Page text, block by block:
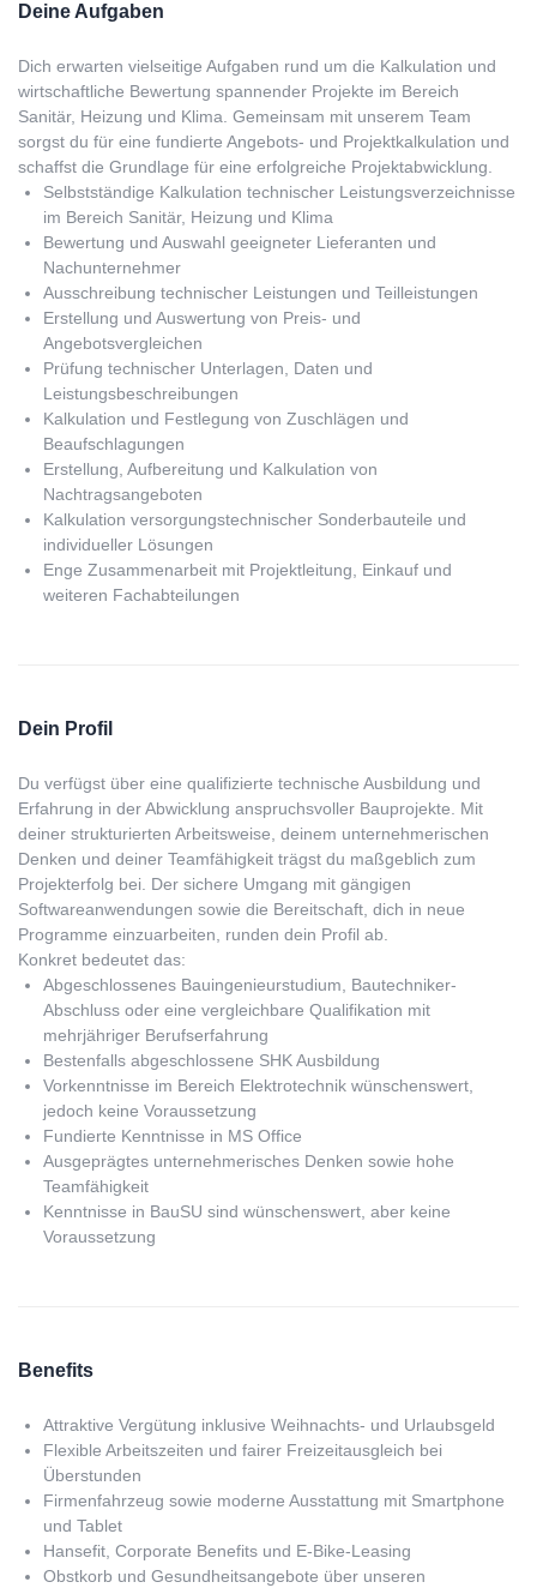
Deine Aufgaben
Dich erwarten vielseitige Aufgaben rund um die Kalkulation und
wirtschaftliche Bewertung spannender Projekte im Bereich
Sanitär, Heizung und Klima. Gemeinsam mit unserem Team
sorgst du für eine fundierte Angebots- und Projektkalkulation und
schaffst die Grundlage für eine erfolgreiche Projektabwicklung.
Selbstständige Kalkulation technischer Leistungsverzeichnisse
im Bereich Sanitär, Heizung und Klima
Bewertung und Auswahl geeigneter Lieferanten und
Nachunternehmer
Ausschreibung technischer Leistungen und Teilleistungen
Erstellung und Auswertung von Preis- und
Angebotsvergleichen
Prüfung technischer Unterlagen, Daten und
Leistungsbeschreibungen
Kalkulation und Festlegung von Zuschlägen und
Beaufschlagungen
Erstellung, Aufbereitung und Kalkulation von
Nachtragsangeboten
Kalkulation versorgungstechnischer Sonderbauteile und
individueller Lösungen
Enge Zusammenarbeit mit Projektleitung, Einkauf und
weiteren Fachabteilungen
Dein Profil
Du verfügst über eine qualifizierte technische Ausbildung und
Erfahrung in der Abwicklung anspruchsvoller Bauprojekte. Mit
deiner strukturierten Arbeitsweise, deinem unternehmerischen
Denken und deiner Teamfähigkeit trägst du maßgeblich zum
Projekterfolg bei. Der sichere Umgang mit gängigen
Softwareanwendungen sowie die Bereitschaft, dich in neue
Programme einzuarbeiten, runden dein Profil ab.
Konkret bedeutet das:
Abgeschlossenes Bauingenieurstudium, Bautechniker-
Abschluss oder eine vergleichbare Qualifikation mit
mehrjähriger Berufserfahrung
Bestenfalls abgeschlossene SHK Ausbildung
Vorkenntnisse im Bereich Elektrotechnik wünschenswert,
jedoch keine Voraussetzung
Fundierte Kenntnisse in MS Office
Ausgeprägtes unternehmerisches Denken sowie hohe
Teamfähigkeit
Kenntnisse in BauSU sind wünschenswert, aber keine
Voraussetzung
Benefits
Attraktive Vergütung inklusive Weihnachts- und Urlaubsgeld
Flexible Arbeitszeiten und fairer Freizeitausgleich bei
Überstunden
Firmenfahrzeug sowie moderne Ausstattung mit Smartphone
und Tablet
Hansefit, Corporate Benefits und E-Bike-Leasing
Obstkorb und Gesundheitsangebote über unseren